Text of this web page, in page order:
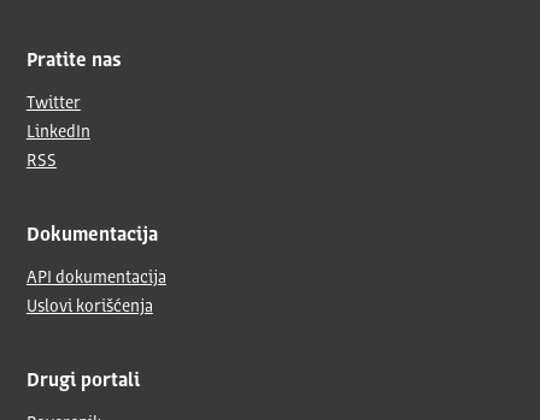
Pratite nas
Twitter
LinkedIn
RSS
Dokumentacija
API dokumentacija
Uslovi korišćenja
Drugi portali